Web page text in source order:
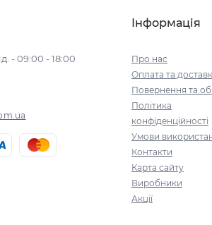
- 09:00 - 18:00
Інформація
Про нас
Оплата та
Повернення та
Політика
конфіденційності
Умови
Контакти
Карта сайту
Виробники
Акції